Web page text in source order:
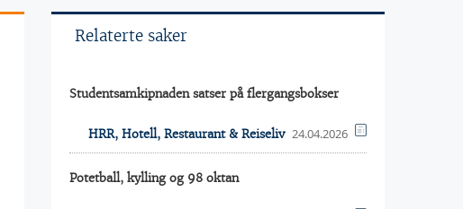
Relaterte saker
Studentsamkipnaden satser på flergangsbokser
HRR, Hotell, Restaurant & Reiseliv 24.04.2026
Potetball, kylling og 98 oktan